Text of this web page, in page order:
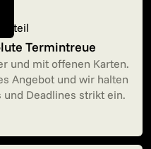
Termintreue
und mit offenen Karten.
Angebot und wir halten
Deadlines strikt ein.